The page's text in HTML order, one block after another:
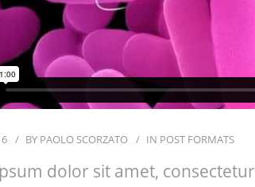
BY PAOLO SCORZATO IN POST FORMATS
dolor sit amet,